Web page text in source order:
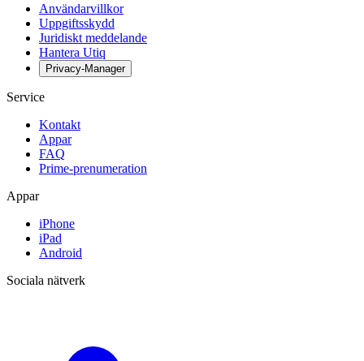
Användarvillkor
Uppgiftsskydd
Juridiskt meddelande
Hantera Utiq
Privacy-Manager
Service
Kontakt
Appar
FAQ
Prime-prenumeration
Appar
iPhone
iPad
Android
Sociala nätverk